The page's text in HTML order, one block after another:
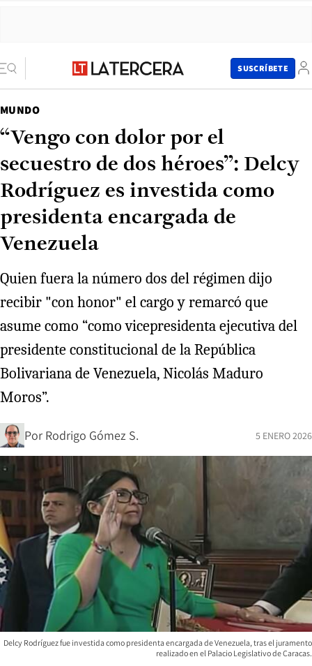
SUSCRÍBETE
MUNDO
“Vengo con dolor por el
secuestro de dos héroes”: Delcy
Rodríguez es investida como
presidenta encargada de
Venezuela
Quien fuera la número dos del régimen dijo
recibir "con honor" el cargo y remarcó que
asume como “como vicepresidenta ejecutiva del
presidente constitucional de la República
Bolivariana de Venezuela, Nicolás Maduro
Moros”.
Por Rodrigo Gómez S. 5 ENERO 2026
Delcy Rodríguez fue investida como presidenta encargada de Venezuela, tras el juramento
realizado en el Palacio Legislativo de Caracas.